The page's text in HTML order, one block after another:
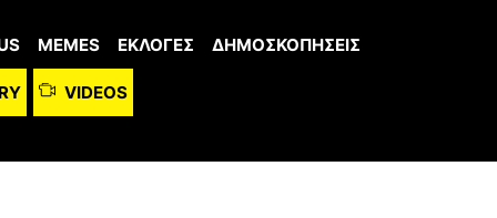
MEMES ΕΚΛΟΓΕΣ ΔΗΜΟΣΚΟΠΗΣΕΙΣ
VIDEOS